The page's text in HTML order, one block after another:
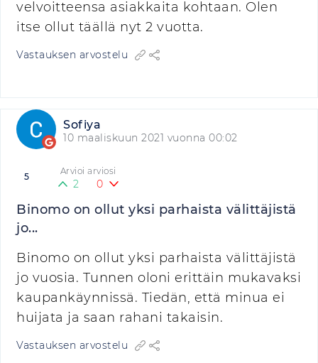
velvoitteensa asiakkaita kohtaan. Olen
itse ollut täällä nyt 2 vuotta.
Vastauksen arvostelu
Sofiya
10 maaliskuun 2021 vuonna 00:02
5 Arvioi arviosi
2 0
Binomo on ollut yksi parhaista välittäjistä
jo...
Binomo on ollut yksi parhaista välittäjistä
jo vuosia. Tunnen oloni erittäin mukavaksi
kaupankäynnissä. Tiedän, että minua ei
huijata ja saan rahani takaisin.
Vastauksen arvostelu